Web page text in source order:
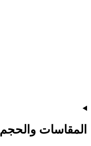
المقاسات والحجم